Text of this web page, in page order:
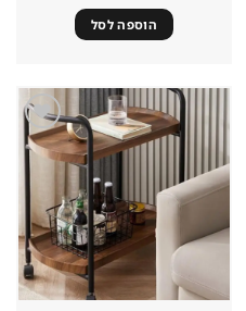
הוספה לסל
שמור
מוצר